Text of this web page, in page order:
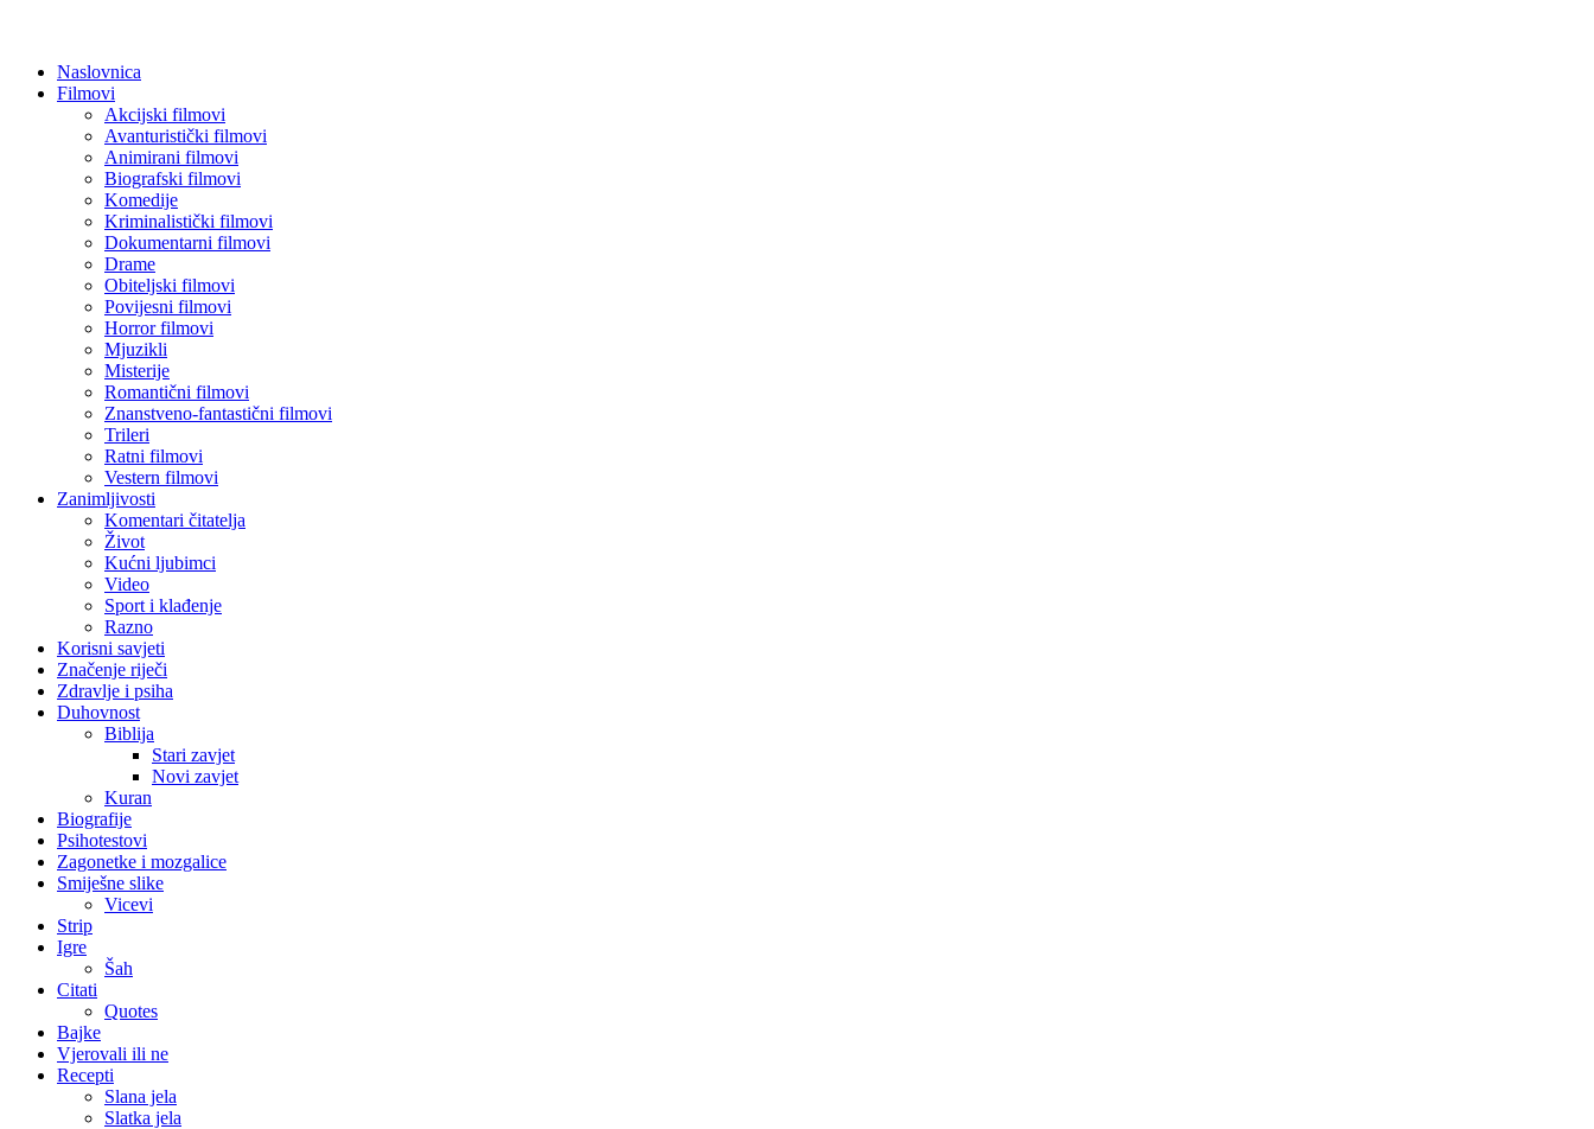
Naslovnica
Filmovi
Akcijski filmovi
Avanturistički filmovi
Animirani filmovi
Biografski filmovi
Komedije
Kriminalistički filmovi
Dokumentarni filmovi
Drame
Obiteljski filmovi
Povijesni filmovi
Horror filmovi
Mjuzikli
Misterije
Romantični filmovi
Znanstveno-fantastični filmovi
Trileri
Ratni filmovi
Vestern filmovi
Zanimljivosti
Komentari čitatelja
Život
Kućni ljubimci
Video
Sport i klađenje
Razno
Korisni savjeti
Značenje riječi
Zdravlje i psiha
Duhovnost
Biblija
Stari zavjet
Novi zavjet
Kuran
Biografije
Psihotestovi
Zagonetke i mozgalice
Smiješne slike
Vicevi
Strip
Igre
Šah
Citati
Quotes
Bajke
Vjerovali ili ne
Recepti
Slana jela
Slatka jela